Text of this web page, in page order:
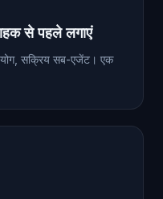
से पहले लगाएं
सक्रिय सब-एजेंट। एक